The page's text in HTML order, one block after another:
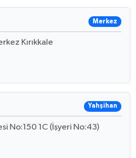
Merkez
Kırıkkale
Yahşihan
No:150 1C (İşyeri No:43)